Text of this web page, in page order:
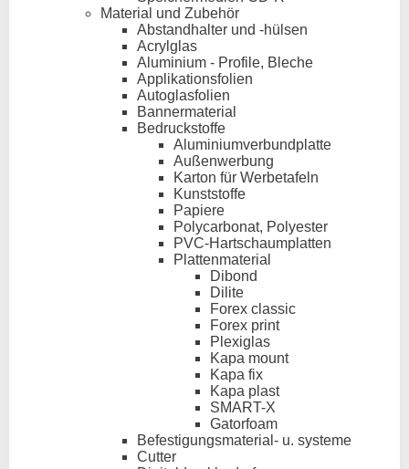
Material und Zubehör
Abstandhalter und -hülsen
Acrylglas
Aluminium - Profile, Bleche
Applikationsfolien
Autoglasfolien
Bannermaterial
Bedruckstoffe
Aluminiumverbundplatte
Außenwerbung
Karton für Werbetafeln
Kunststoffe
Papiere
Polycarbonat, Polyester
PVC-Hartschaumplatten
Plattenmaterial
Dibond
Dilite
Forex classic
Forex print
Plexiglas
Kapa mount
Kapa fix
Kapa plast
SMART-X
Gatorfoam
Befestigungsmaterial- u. systeme
Cutter